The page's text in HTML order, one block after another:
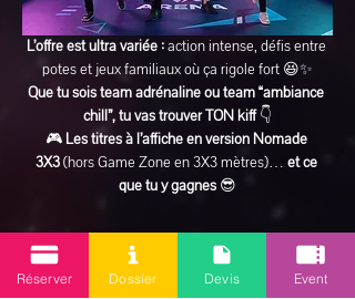
L’offre est ultra variée : action intense, défis entre
potes et jeux familiaux où ça rigole fort 😆✨
Que tu sois team adrénaline ou team “ambiance
chill”, tu vas trouver TON kiff 👇
🎮 Les titres à l’affiche en version Nomade
3X3 (hors Game Zone en 3X3 mètres)… et ce
que tu y gagnes 😎
En lire plus >
Réserver Dossier Devis Event